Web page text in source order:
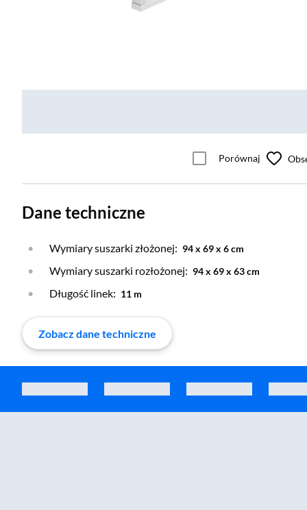
Porównaj
Dane techniczne
Wymiary suszarki złożonej: 94 x 69 x 6 cm
Wymiary suszarki rozłożonej: 94 x 69 x 63 cm
Długość linek: 11 m
Zobacz dane techniczne